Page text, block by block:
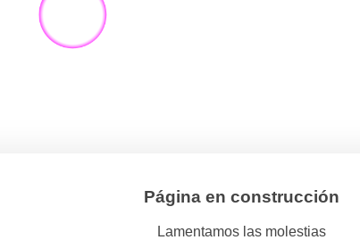
Página en construcción
Lamentamos las molestias